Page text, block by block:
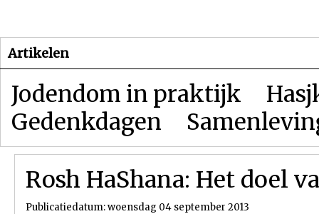
Artikelen
Jodendom in praktijk
Gedenkdagen
Rosh HaShana: Het doel
Publicatiedatum: woensdag 04 september 2013